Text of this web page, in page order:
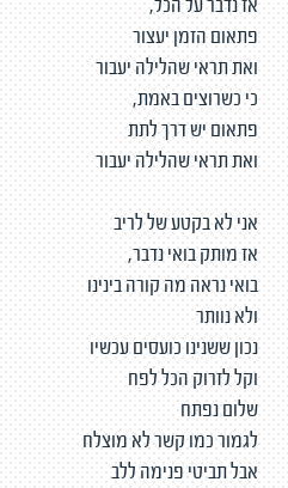
אז נדבר על הכל,
פתאום הזמן יעצור
ואת תראי שהלילה יעבור
כי כשרוצים באמת,
פתאום יש דרך לתת
ואת תראי שהלילה יעבור
אני לא בקטע של לריב
אז מותק בואי נדבר,
בואי נראה מה קורה בינינו
ולא נוותר
נכון ששנינו כועסים עכשיו
וקל לזרוק הכל לפח
שלום נפתח
לגמור כמו קשר לא מוצלח
אבל תביטי פנימה ללב